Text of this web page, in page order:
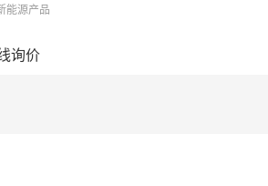
能源产品
询价